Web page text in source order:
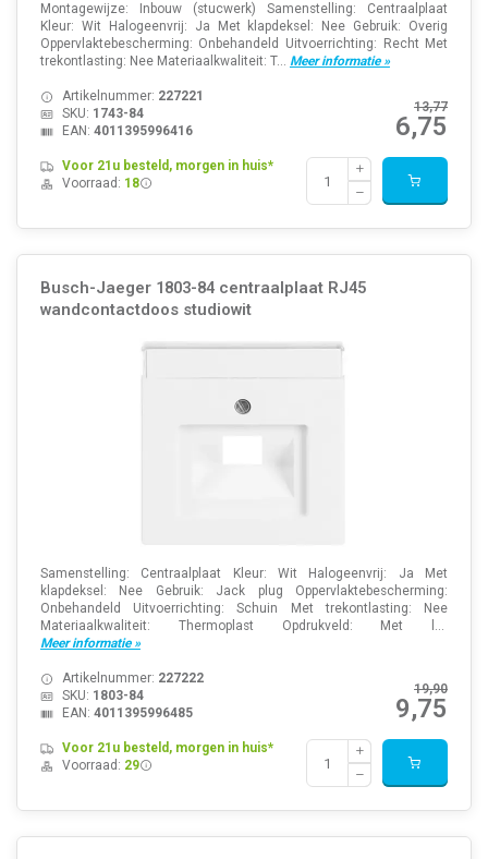
Montagewijze: Inbouw (stucwerk) Samenstelling: Centraalplaat
Kleur: Wit Halogeenvrij: Ja Met klapdeksel: Nee Gebruik: Overig
Oppervlaktebescherming: Onbehandeld Uitvoerrichting: Recht Met
trekontlasting: Nee Materiaalkwaliteit: T... Meer informatie »
13,77
6,75
Artikelnummer: 227221
SKU: 1743-84
EAN: 4011395996416
Voor 21u besteld, morgen in huis*
Voorraad: 18
Busch-Jaeger 1803-84 centraalplaat RJ45
wandcontactdoos studiowit
Samenstelling: Centraalplaat Kleur: Wit Halogeenvrij: Ja Met
klapdeksel: Nee Gebruik: Jack plug Oppervlaktebescherming:
Onbehandeld Uitvoerrichting: Schuin Met trekontlasting: Nee
Materiaalkwaliteit: Thermoplast Opdrukveld: Met l...
Meer informatie »
19,90
9,75
Artikelnummer: 227222
SKU: 1803-84
EAN: 4011395996485
Voor 21u besteld, morgen in huis*
Voorraad: 29